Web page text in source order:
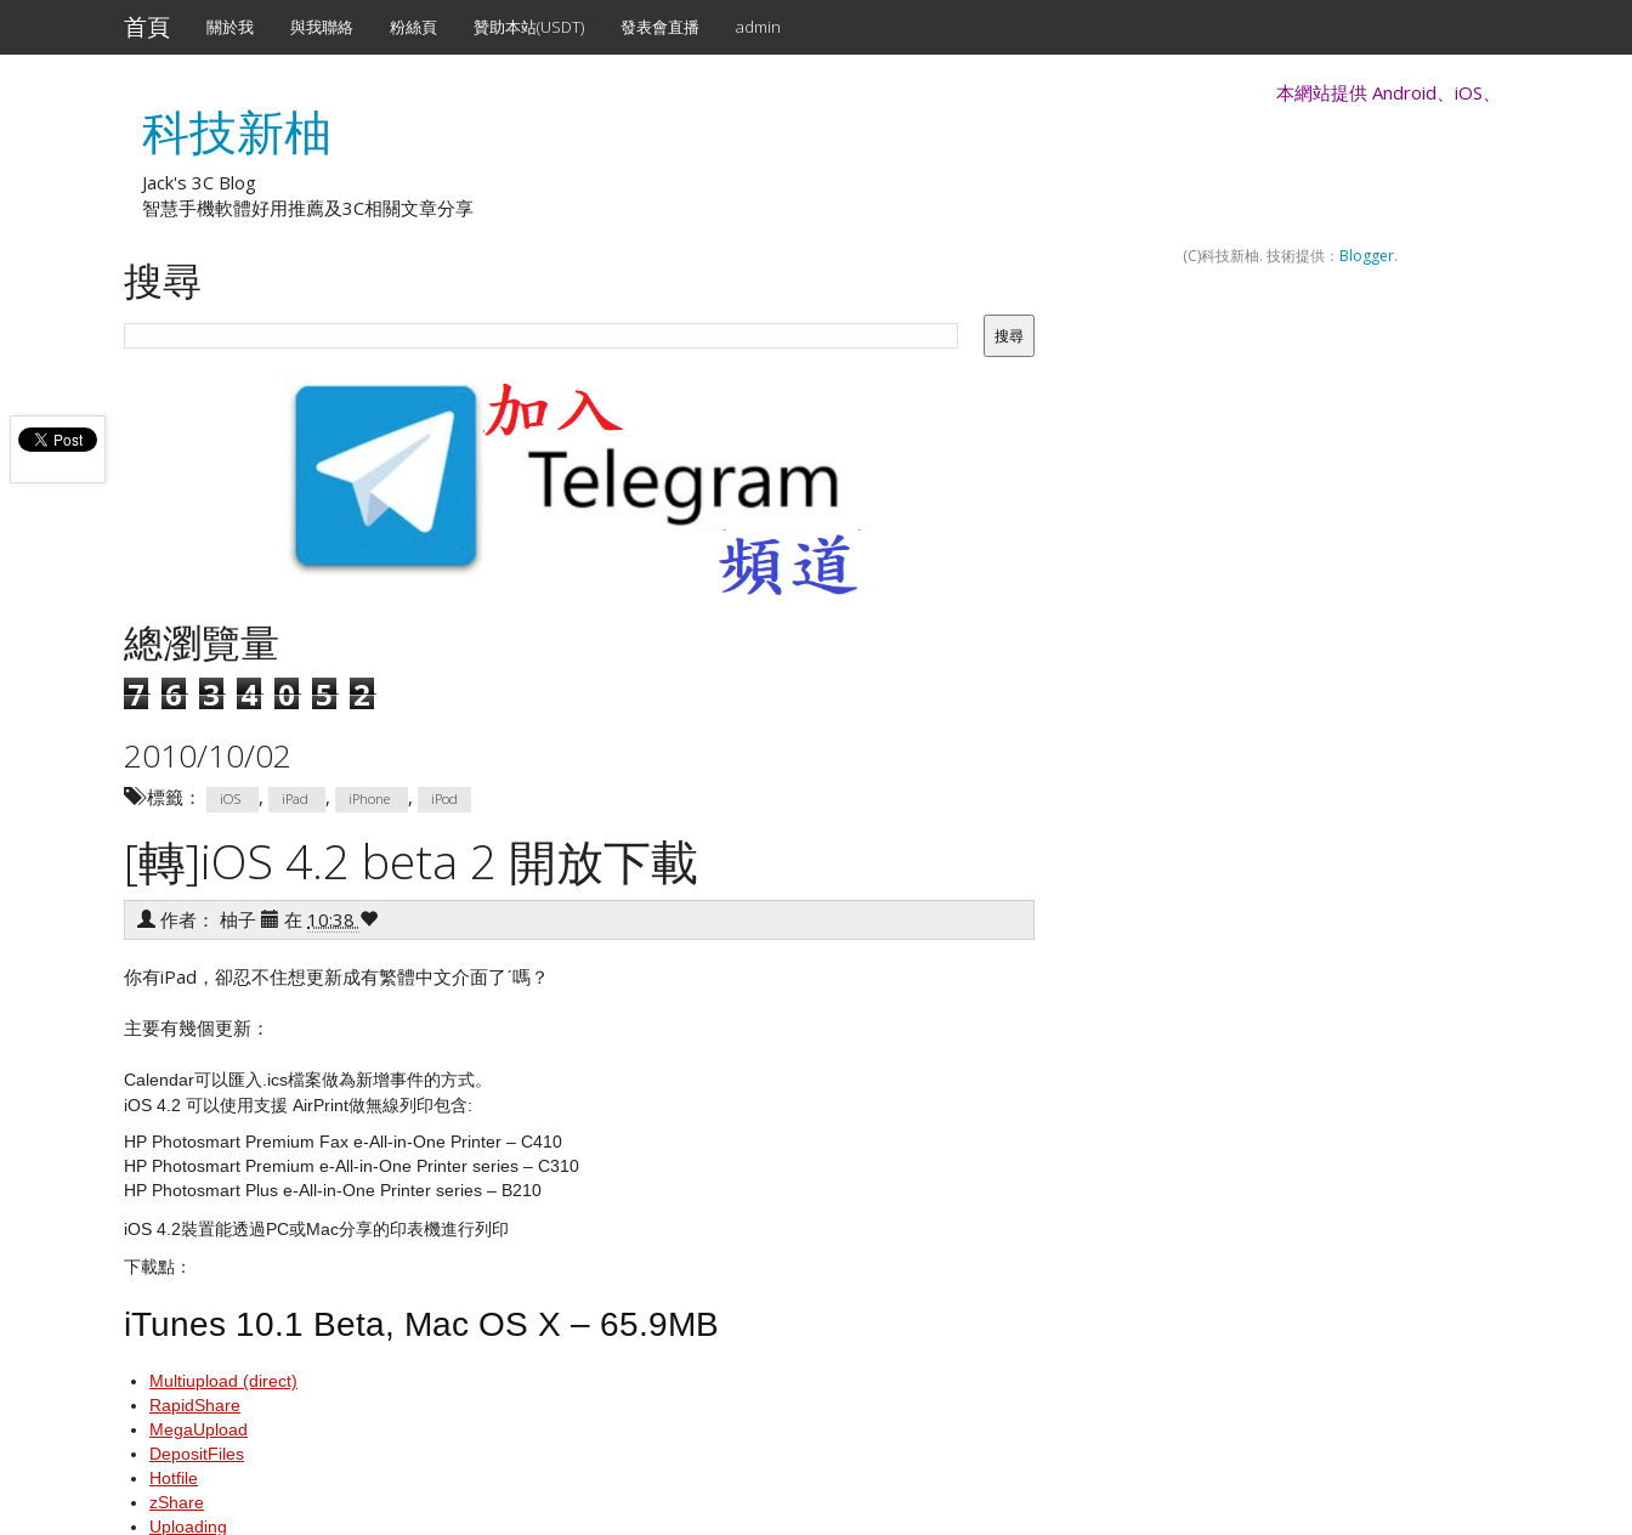
首頁 關於我 與我聯絡 粉絲頁 贊助本站(USDT) 發表會直播 admin
科技新柚
Jack's 3C Blog
智慧手機軟體好用推薦及3C相關文章分享
本網站提供 Android、iOS、Windows 硬體、週邊及
搜尋
總瀏覽量
7 6 3 4 0 5 2
2010/10/02
標籤： iOS , iPad , iPhone , iPod
[轉]iOS 4.2 beta 2 開放下載
作者： 柚子 在 10:38
你有iPad，卻忍不住想更新成有繁體中文介面了ˊ嗎？
主要有幾個更新：
Calendar可以匯入.ics檔案做為新增事件的方式。
iOS 4.2 可以使用支援 AirPrint做無線列印包含:
HP Photosmart Premium Fax e-All-in-One Printer – C410
HP Photosmart Premium e-All-in-One Printer series – C310
HP Photosmart Plus e-All-in-One Printer series – B210
iOS 4.2裝置能透過PC或Mac分享的印表機進行列印
下載點：
iTunes 10.1 Beta, Mac OS X – 65.9MB
Multiupload (direct)
RapidShare
MegaUpload
DepositFiles
Hotfile
zShare
Uploading
(C)科技新柚. 技術提供： Blogger.